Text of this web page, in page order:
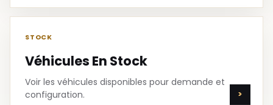
STOCK
Véhicules En Stock
Voir les véhicules disponibles pour demande et
configuration.